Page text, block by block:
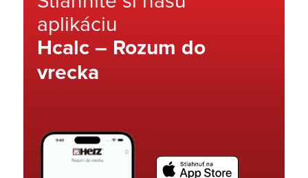
aplikáciu
Hcalc – Rozum do
vrecka